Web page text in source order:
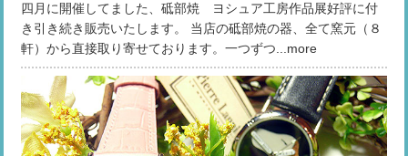
四月に開催してました、砥部焼 ヨシュア工房作品展好評に付
き引き続き販売いたします。 当店の砥部焼の器、全て窯元（８
軒）から直接取り寄せております。一つずつ...more